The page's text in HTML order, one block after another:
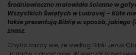
Średniowieczne malowidła ścienne w
Wszystkich Świętych w Ludrovej – Kúte
także prezentują Biblię w sposób, jakiego
znasz.
Chyba każdy wie, że według Biblii Jezus